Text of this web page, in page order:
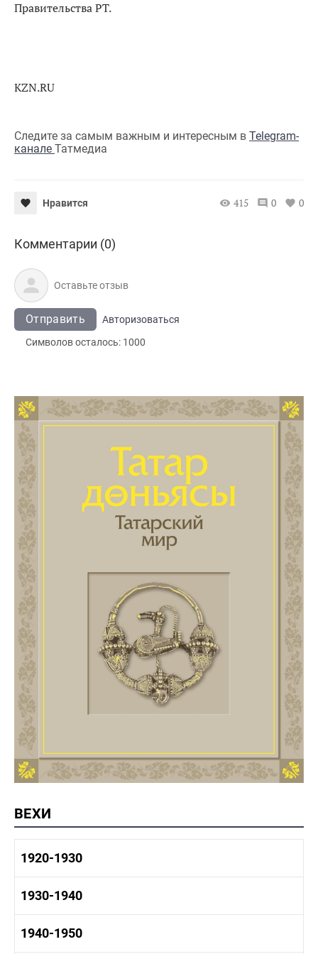
Правительства РТ.
KZN.RU
Следите за самым важным и интересным в Telegram-
канале Татмедиа
Нравится 415 0 0
Комментарии (0)
Отправить
Авторизоваться
Символов осталось: 1000
ВЕХИ
1920-1930
1920-1930 история
1920-1930 культура
1930-1940
1930-1940 история
1940-1950